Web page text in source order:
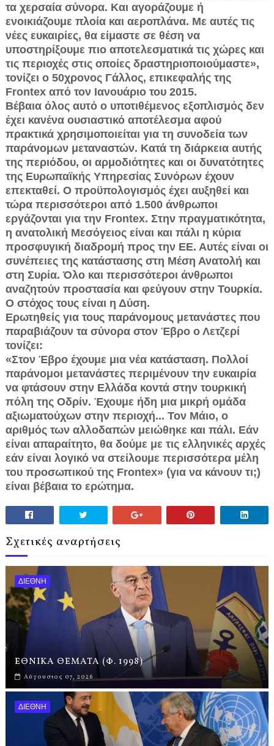
τα χερσαία σύνορα. Και αγοράζουμε ή
ενοικιάζουμε πλοία και αεροπλάνα. Με αυτές τις
νέες ευκαιρίες, θα είμαστε σε θέση να
υποστηρίξουμε πιο αποτελεσματικά τις χώρες και
τις περιοχές στις οποίες δραστηριοποιούμαστε»,
τονίζει ο 50χρονος Γάλλος, επικεφαλής της
Frontex από τον Ιανουάριο του 2015.
Βέβαια όλος αυτό ο υποτιθέμενος εξοπλισμός δεν
έχει κανένα ουσιαστικό αποτέλεσμα αφού
πρακτικά χρησιμοποιείται για τη συνοδεία των
παράνομων μεταναστών. Κατά τη διάρκεια αυτής
της περιόδου, οι αρμοδιότητες και οι δυνατότητες
της Ευρωπαϊκής Υπηρεσίας Συνόρων έχουν
επεκταθεί. Ο προϋπολογισμός έχει αυξηθεί και
τώρα περισσότεροι από 1.500 άνθρωποι
εργάζονται για την Frontex. Στην πραγματικότητα,
η ανατολική Μεσόγειος είναι και πάλι η κύρια
προσφυγική διαδρομή προς την ΕΕ. Αυτές είναι οι
συνέπειες της κατάστασης στη Μέση Ανατολή και
στη Συρία. Όλο και περισσότεροι άνθρωποι
αναζητούν προστασία και φεύγουν στην Τουρκία.
Ο στόχος τους είναι η Δύση.
Ερωτηθείς για τους παράνομους μετανάστες που
παραβιάζουν τα σύνορα στον Έβρο ο Λετζερί
τονίζει:
«Στον Έβρο έχουμε μια νέα κατάσταση. Πολλοί
παράνομοι μετανάστες περιμένουν την ευκαιρία
να φτάσουν στην Ελλάδα κοντά στην τουρκική
πόλη της Οδρίν. Έχουμε ήδη μια μικρή ομάδα
αξιωματούχων στην περιοχή... Τον Μάιο, ο
αριθμός των αλλοδαπών μειώθηκε και πάλι. Εάν
είναι απαραίτητο, θα δούμε με τις ελληνικές αρχές
εάν είναι λογικό να στείλουμε περισσότερα μέλη
του προσωπικού της Frontex» (για να κάνουν τι;)
είναι βέβαια το ερώτημα.
Σχετικές αναρτήσεις
ΔΙΕΘΝΗ
ΕΘΝΙΚΑ ΘΕΜΑΤΑ (Φ. 1998)
Αύγουστος 07, 2026
ΔΙΕΘΝΗ